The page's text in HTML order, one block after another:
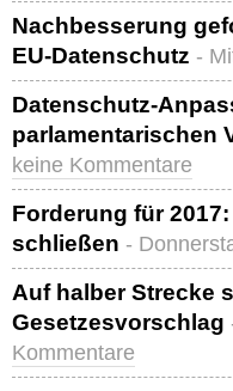
Nachbesserung
EU-Datenschutz -
Datenschutz-
parlamentarischen
keine Kommentare
Forderung für
schließen -
Auf halber Strecke
Gesetzesvorschlag
Kommentare